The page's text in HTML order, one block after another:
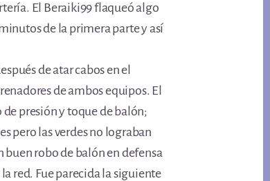
El Beraiki99 flaqueó algo
de la primera parte y así
de atar cabos en el
de ambos equipos. El
presión y toque de balón;
pero las verdes no lograban
buen robo de balón en defensa
red. Fue parecida la siguiente